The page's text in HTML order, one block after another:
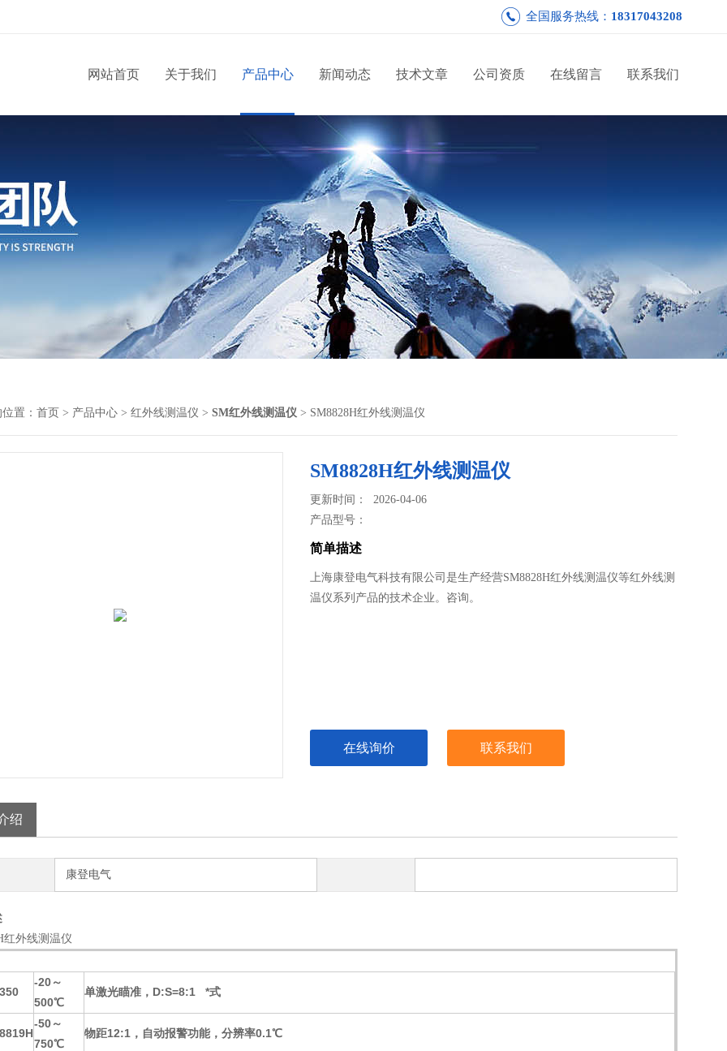
全国服务热线： 18317043208
网站首页 关于我们 产品中心 新闻动态 技术文章 公司资质 在线留言 联系我们
置： 首页 > 产品中心 > 红外线测温仪 > SM红外线测温仪 > SM8828H红外线测温仪
SM8828H红外线测温仪
更新时间： 2026-04-06
产品型号：
简单描述
上海康登电气科技有限公司是生产经营SM8828H红外线测温仪等红外线测
温仪系列产品的技术企业。咨询。
在线询价 联系我们
绍
康登电气
红外线测温仪
-20～
500℃
单激光瞄准，D:S=8:1 *式
-50～
750℃
物距12:1，自动报警功能，分辨率0.1℃